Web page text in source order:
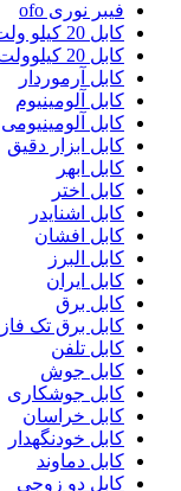
فیبر نوری ofo
کابل 20 کیلو ولت
کابل 20 کیلوولت
کابل آرموردار
کابل آلومینیوم
کابل آلومینیومی
کابل ابزار دقیق
کابل ابهر
کابل اختر
کابل اشنایدر
کابل افشان
کابل البرز
کابل ایران
کابل برق
کابل برق تک فاز
کابل تلفن
کابل جوش
کابل جوشکاری
کابل خراسان
کابل خودنگهدار
کابل دماوند
کابل دو زوجی